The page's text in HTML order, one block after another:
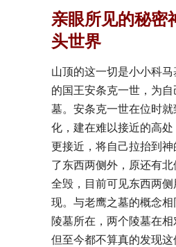
亲眼所见的秘密
头世界
山顶的这一切是小小科
的国王安条克一世，为
墓。安条克一世在位时
化，建在难以接近的高
更接近，将自己拉抬到
了东西两侧外，原还有
全毁，目前可见东西两
现。与老鹰之墓的概念
陵墓所在，两个陵墓在相
但至今都不算真的发现这